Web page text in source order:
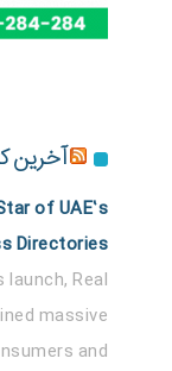
آخرین
of UAE’s
Directories
Real
massive
and